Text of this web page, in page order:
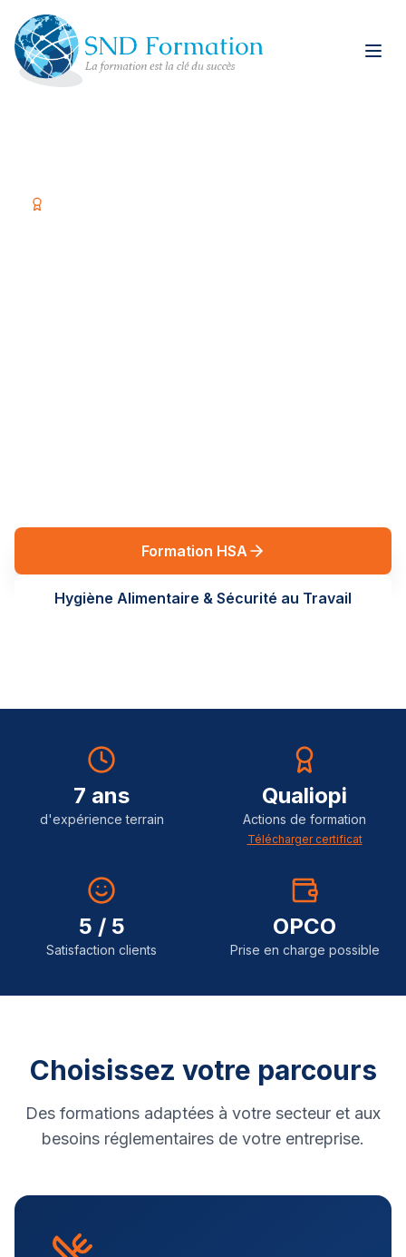
Formation HSA
Hygiène Alimentaire & Sécurité au Travail
7 ans
d'expérience terrain
Qualiopi
Actions de formation
Télécharger certificat
5 / 5
Satisfaction clients
OPCO
Prise en charge possible
Choisissez votre parcours
Des formations adaptées à votre secteur et aux
besoins réglementaires de votre entreprise.